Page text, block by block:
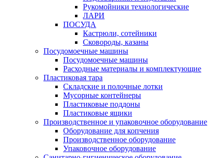
Рукомойники технологические
ЛАРИ
ПОСУДА
Кастрюли, сотейники
Сковороды, казаны
Посудомоечные машины
Посудомоечные машины
Расходные материалы и комплектующие
Пластиковая тара
Складские и полочные лотки
Мусорные контейнеры
Пластиковые поддоны
Пластиковые ящики
Производственное и упаковочное оборудование
Оборудование для копчения
Производственное оборудование
Упаковочное оборудование